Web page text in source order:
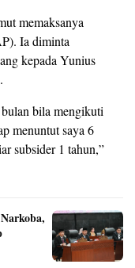
memaksanya
Ia diminta
kepada Yunius
bila mengikuti
menuntut saya 6
subsider 1 tahun,”